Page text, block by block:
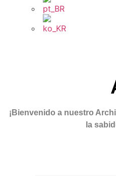
¡Bienvenido a nuestro
la